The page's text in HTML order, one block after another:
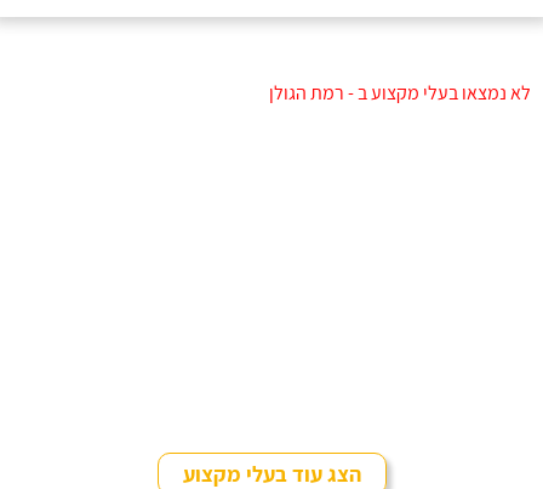
לא נמצאו בעלי מקצוע ב - רמת הגולן
הצג עוד בעלי מקצוע